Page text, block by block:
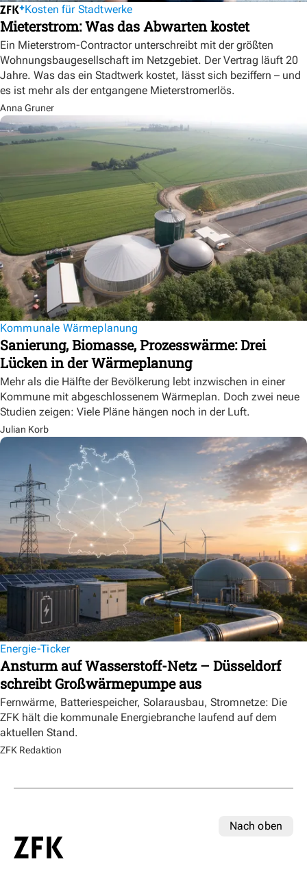
Kosten für Stadtwerke
Mieterstrom: Was das Abwarten kostet
Ein Mieterstrom-Contractor unterschreibt mit der größten
Wohnungsbaugesellschaft im Netzgebiet. Der Vertrag läuft 20
Jahre. Was das ein Stadtwerk kostet, lässt sich beziffern – und
es ist mehr als der entgangene Mieterstromerlös.
Anna Gruner
Kommunale Wärmeplanung
Sanierung, Biomasse, Prozesswärme: Drei
Lücken in der Wärmeplanung
Mehr als die Hälfte der Bevölkerung lebt inzwischen in einer
Kommune mit abgeschlossenem Wärmeplan. Doch zwei neue
Studien zeigen: Viele Pläne hängen noch in der Luft.
Julian Korb
Energie-Ticker
Ansturm auf Wasserstoff-Netz – Düsseldorf
schreibt Großwärmepumpe aus
Fernwärme, Batteriespeicher, Solarausbau, Stromnetze: Die
ZFK hält die kommunale Energiebranche laufend auf dem
aktuellen Stand.
ZFK Redaktion
Nach oben